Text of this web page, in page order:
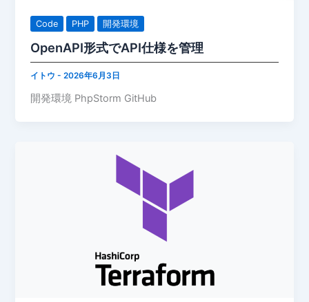
Code PHP 開発環境
OpenAPI形式でAPI仕様を管理
イトウ-2026年6月3日
開発環境 PhpStorm GitHub